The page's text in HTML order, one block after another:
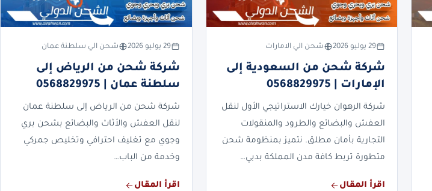
29 يوليو 2026 شحن الي الامارات
شركة شحن من السعودية إلى
الإمارات | 0568829975
شركة الرهوان خيارك الاستراتيجي الأول لنقل
العفش والبضائع والطرود والمنقولات
التجارية بأمان مطلق. نتميز بمنظومة شحن
متطورة تربط كافة مدن المملكة بدبي…
اقرأ المقال
29 يوليو 2026 شحن الي سلطنة عمان
شركة شحن من الرياض إلى
سلطنة عمان | 0568829975
شركة شحن من الرياض إلى سلطنة عمان
لنقل العفش والأثاث والبضائع بشحن بري
وجوي مع تغليف احترافي وتخليص جمركي
وخدمة من الباب…
اقرأ المقال